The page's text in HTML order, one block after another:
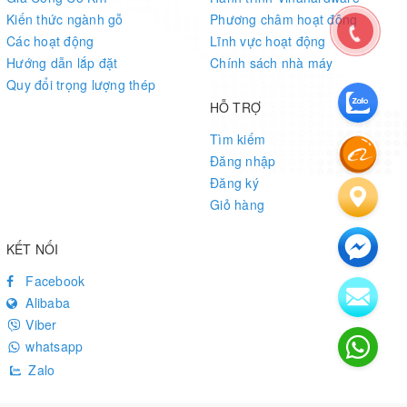
Kiến thức ngành gỗ
Các hoạt động
Hướng dẫn lắp đặt
Quy đổi trọng lượng thép
Phương châm hoạt động
Lĩnh vực hoạt động
Chính sách nhà máy
HỖ TRỢ
Tìm kiếm
Đăng nhập
Đăng ký
Giỏ hàng
KẾT NỐI
Facebook
Alibaba
Viber
whatsapp
Zalo